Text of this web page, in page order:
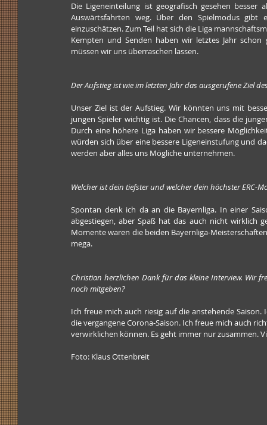
Die Ligeneinteilung ist geografisch gesehen
Auswärtsfahrten weg. Über den Spielmodus
einzuschätzen. Zum Teil hat sich die Liga
Kempten und Senden haben wir letztes Jahr
müssen wir uns überraschen lassen.
Der Aufstieg ist wie im letzten Jahr das ausgerufene Ziel
Unser Ziel ist der Aufstieg. Wir könnten uns mit
jungen Spieler wichtig ist. Die Chancen, dass die
Durch eine höhere Liga haben wir bessere
würden sich über eine bessere Ligeneinstufung und
werden aber alles uns Mögliche unternehmen.
Welcher ist dein tiefster und welcher dein höchster ERC-
Spontan denk ich da an die Bayernliga. In einer
abgestiegen, aber Spaß hat das auch nicht wirklich
Momente waren die beiden Bayernliga-
mega.
Christian herzlichen Dank für das kleine Interview. Wir
noch mitgeben?
Ich freue mich auch riesig auf die anstehende
die vergangene Corona-Saison. Ich freue mich auch
verwirklichen können. Es geht immer nur zusammen.
Foto: Klaus Ottenbreit